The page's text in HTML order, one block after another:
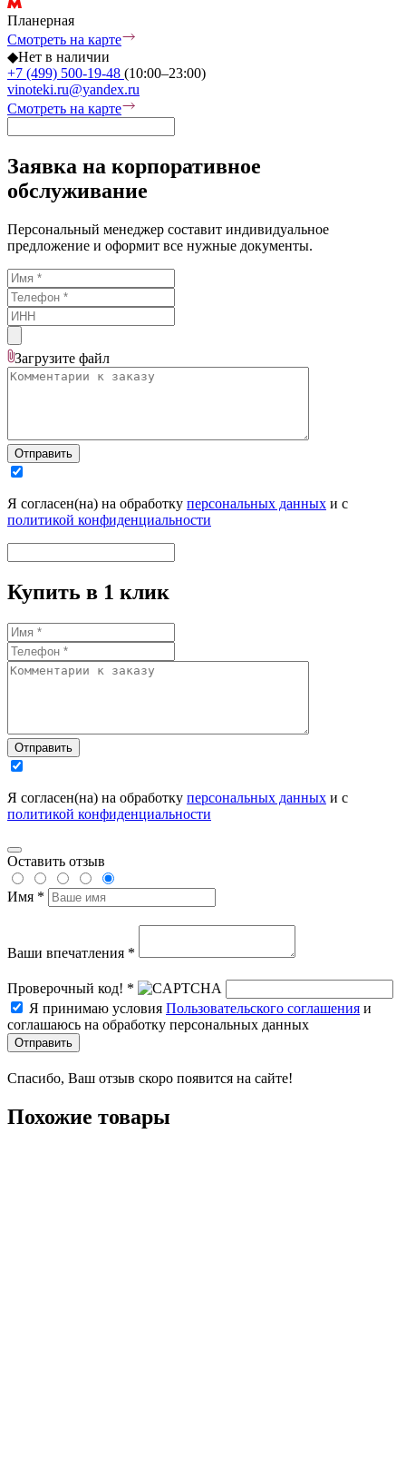
Планерная
Смотреть на карте
◆Нет в наличии
+7 (499) 500-19-48 (10:00–23:00)
vinoteki.ru@yandex.ru
Смотреть на карте
Заявка на корпоративное
обслуживание
Персональный менеджер составит индивидуальное
предложение и оформит все нужные документы.
Загрузите файл
Отправить
Я согласен(на) на обработку персональных данных и с
политикой конфиденциальности
Купить в 1 клик
Отправить
Я согласен(на) на обработку персональных данных и с
политикой конфиденциальности
Оставить отзыв
Имя *
Ваши впечатления *
Проверочный код! *
Я принимаю условия Пользовательского соглашения и
соглашаюсь на обработку персональных данных
Отправить
Спасибо, Ваш отзыв скоро появится на сайте!
Похожие товары